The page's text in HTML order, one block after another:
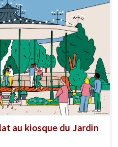
au kiosque du Jardin